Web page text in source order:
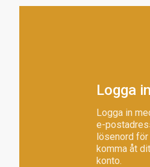
Logga in
Logga in
e-
lösenord
komma åt
konto.